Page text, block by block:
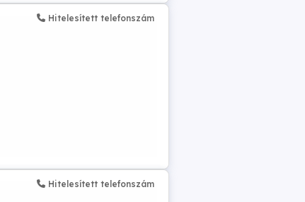
Hitelesített telefonszám
Hitelesített telefonszám